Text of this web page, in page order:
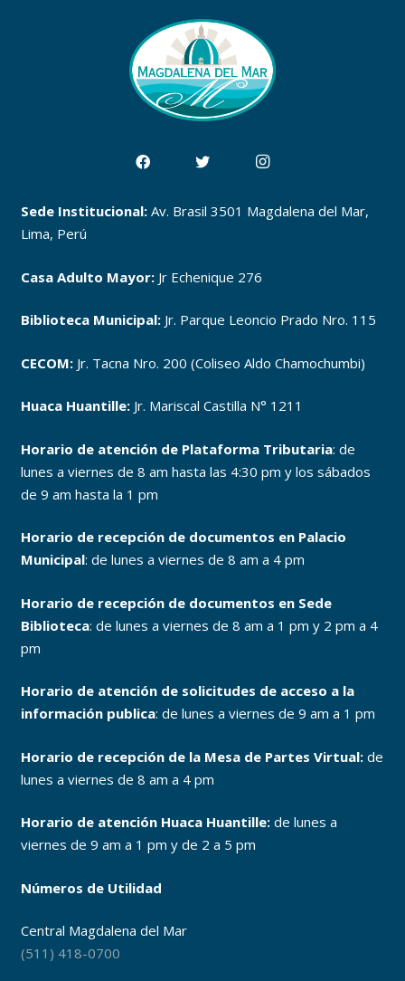
Sede Institucional:Av. Brasil 3501 Magdalena del Mar,
Lima, Perú
Casa Adulto Mayor:Jr Echenique 276
Biblioteca Municipal:Jr. Parque Leoncio Prado Nro. 115
CECOM:Jr. Tacna Nro. 200 (Coliseo Aldo Chamochumbi)
Huaca Huantille: Jr. Mariscal Castilla N° 1211
Horario de atención de Plataforma Tributaria: de
lunes a viernes de 8 am hasta las 4:30 pm y los sábados
de 9 am hasta la 1 pm
Horario de recepción de documentos en Palacio
Municipal: de lunes a viernes de 8 am a 4 pm
Horario de recepción de documentos en Sede
Biblioteca: de lunes a viernes de 8 am a 1 pm y 2 pm a 4
pm
Horario de atención de solicitudes de acceso a la
información publica: de lunes a viernes de 9 am a 1 pm
Horario de recepción de la Mesa de Partes Virtual:de
lunes a viernes de 8 am a 4 pm
Horario de atención Huaca Huantille:de lunes a
viernes de 9 am a 1 pm y de 2 a 5 pm
Números de Utilidad
Central Magdalena del Mar
(511) 418-0700